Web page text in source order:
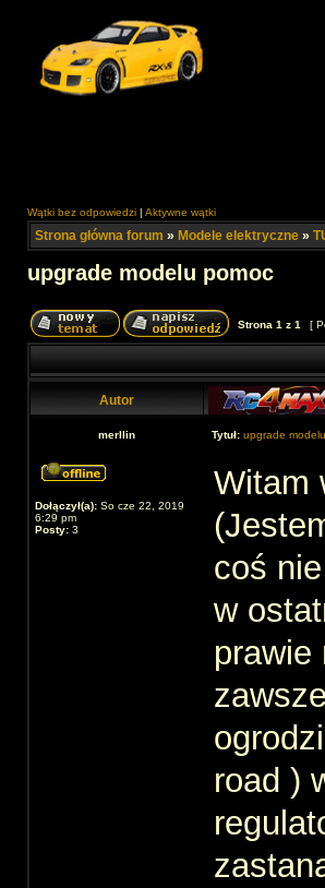
Wątki bez odpowiedzi | Aktywne wątki
Strona główna forum » Modele elektryczne »
upgrade modelu pomoc
Strona 1 z 1 [
Autor
merllin Tytuł: upgrade
Dołączył(a): So cze 22, 2019
6:29 pm
Posty: 3
Witam
coś
w
prawie
road )